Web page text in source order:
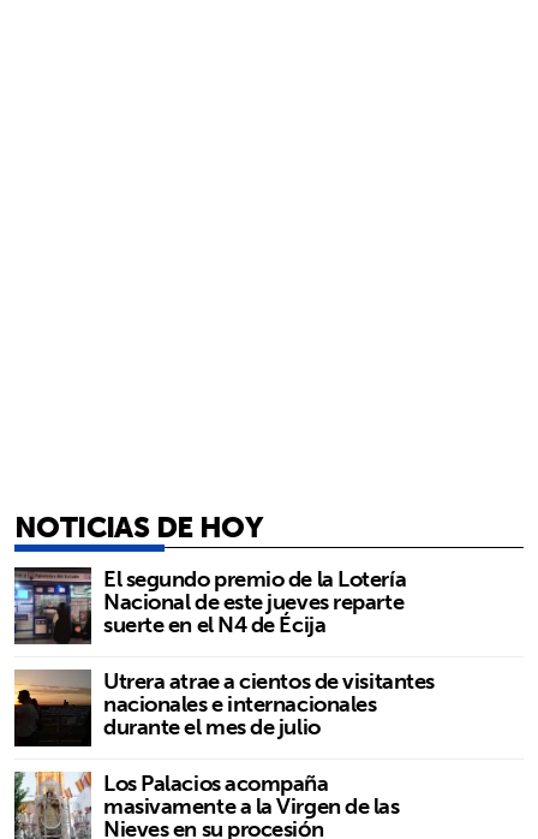
NOTICIAS DE HOY
El segundo premio de la Lotería
Nacional de este jueves reparte
suerte en el N4 de Écija
Utrera atrae a cientos de visitantes
nacionales e internacionales
durante el mes de julio
Los Palacios acompaña
masivamente a la Virgen de las
Nieves en su procesión